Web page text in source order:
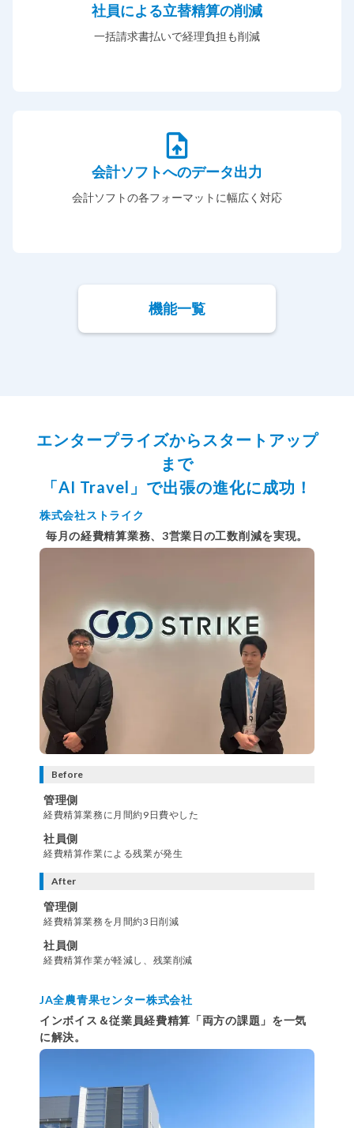
社員による立替精算の削減
一括請求書払いで経理負担も削減
会計ソフトへのデータ出力
会計ソフトの各フォーマットに幅広く対応
機能一覧
エンタープライズからスタートアップ
まで
「AI Travel」で出張の進化に成功！
株式会社ストライク
毎月の経費精算業務、3営業日の工数削減を実現。
Before
管理側
経費精算業務に月間約9日費やした
社員側
経費精算作業による残業が発生
After
管理側
経費精算業務を月間約3日削減
社員側
経費精算作業が軽減し、残業削減
JA全農青果センター株式会社
インボイス＆従業員経費精算「両方の課題」を一気
に解決。